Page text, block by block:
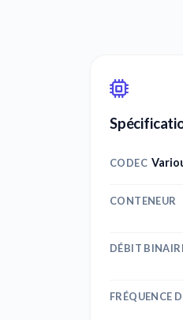
CODEC
CONTENEUR
DÉBIT
FRÉQUENCE